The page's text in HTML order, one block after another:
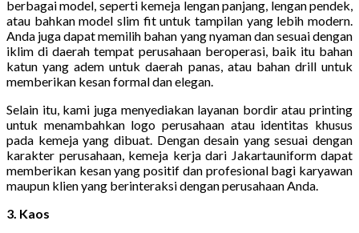
berbagai model, seperti kemeja lengan panjang, lengan pendek,
atau bahkan model slim fit untuk tampilan yang lebih modern.
Anda juga dapat memilih bahan yang nyaman dan sesuai dengan
iklim di daerah tempat perusahaan beroperasi, baik itu bahan
katun yang adem untuk daerah panas, atau bahan drill untuk
memberikan kesan formal dan elegan.
Selain itu, kami juga menyediakan layanan bordir atau printing
untuk menambahkan logo perusahaan atau identitas khusus
pada kemeja yang dibuat. Dengan desain yang sesuai dengan
karakter perusahaan, kemeja kerja dari Jakartauniform dapat
memberikan kesan yang positif dan profesional bagi karyawan
maupun klien yang berinteraksi dengan perusahaan Anda.
3. Kaos